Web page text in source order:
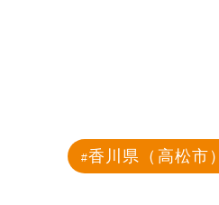
香川県（高松市）